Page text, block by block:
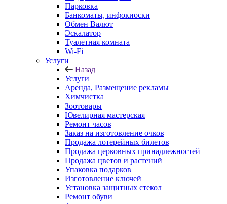
Парковка
Банкоматы, инфокиоски
Обмен Валют
Эскалатор
Туалетная комната
Wi-Fi
Услуги
Назад
Услуги
Аренда, Размещение рекламы
Химчистка
Зоотовары
Ювелирная мастерская
Ремонт часов
Заказ на изготовление очков
Продажа лотерейных билетов
Продажа церковных принадлежностей
Продажа цветов и растений
Упаковка подарков
Изготовление ключей
Установка защитных стекол
Ремонт обуви